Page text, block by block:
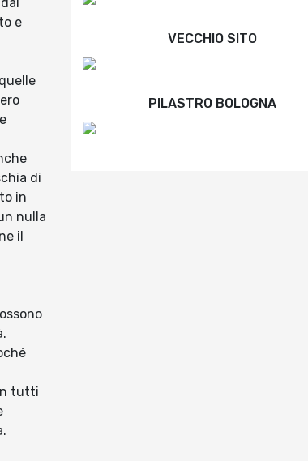
e
di
in
nulla
il
tutti
VECCHIO SITO
PILASTRO BOLOGNA